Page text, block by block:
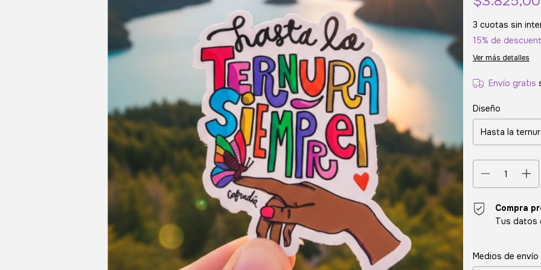
3 cuotas sin
15% de
Ver más detalles
Envío gratis
Diseño
Compra
Tus datos
Entregas para el
Medios de envío